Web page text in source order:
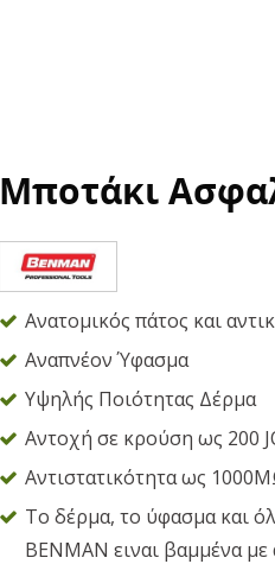
Μποτάκι
Ανατομικός πάτος και
Αναπνέον Ύφασμα
Υψηλής Ποιότητας Δέρμα
Αντοχή σε κρούση ως 200
Αντιστατικότητα ως
Το δέρμα, το ύφασμα και
ΒΕΝΜΑΝ ειναι βαμμένα με